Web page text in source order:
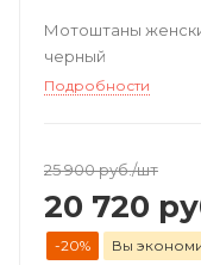
Мотоштаны
черный
Подробности
25 900руб./шт
20 720
-20% Вы